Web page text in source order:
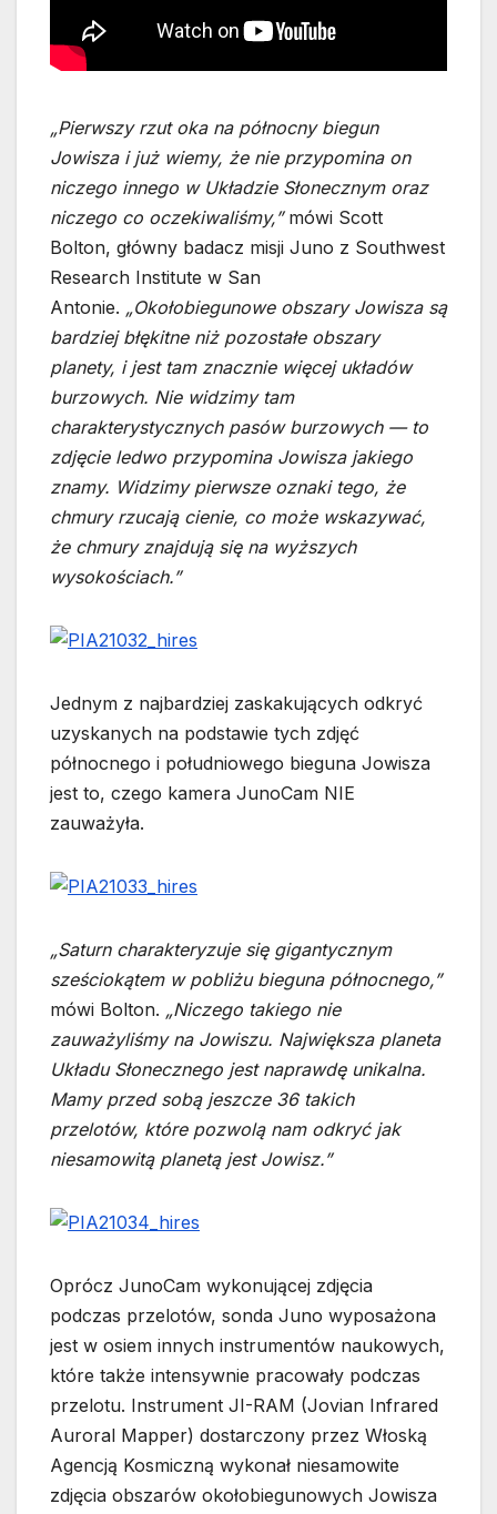
„Pierwszy rzut oka na północny biegun
Jowisza i już wiemy, że nie przypomina on
niczego innego w Układzie Słonecznym oraz
niczego co oczekiwaliśmy,”mówi Scott
Bolton, główny badacz misji Juno z Southwest
Research Institute w San
Antonie. „Okołobiegunowe obszary Jowisza są
bardziej błękitne niż pozostałe obszary
planety, i jest tam znacznie więcej układów
burzowych. Nie widzimy tam
charakterystycznych pasów burzowych — to
zdjęcie ledwo przypomina Jowisza jakiego
znamy. Widzimy pierwsze oznaki tego, że
chmury rzucają cienie, co może wskazywać,
że chmury znajdują się na wyższych
wysokościach.”
Jednym z najbardziej zaskakujących odkryć
uzyskanych na podstawie tych zdjęć
północnego i południowego bieguna Jowisza
jest to, czego kamera JunoCam NIE
zauważyła.
„Saturn charakteryzuje się gigantycznym
sześciokątem w pobliżu bieguna północnego,”
mówi Bolton. „Niczego takiego nie
zauważyliśmy na Jowiszu. Największa planeta
Układu Słonecznego jest naprawdę unikalna.
Mamy przed sobą jeszcze 36 takich
przelotów, które pozwolą nam odkryć jak
niesamowitą planetą jest Jowisz.”
Oprócz JunoCam wykonującej zdjęcia
podczas przelotów, sonda Juno wyposażona
jest w osiem innych instrumentów naukowych,
które także intensywnie pracowały podczas
przelotu. Instrument JI-RAM (Jovian Infrared
Auroral Mapper) dostarczony przez Włoską
Agencją Kosmiczną wykonał niesamowite
zdjęcia obszarów okołobiegunowych Jowisza